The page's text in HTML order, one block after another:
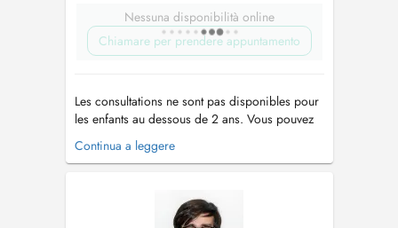
Nessuna disponibilità online
Chiamare per prendere appuntamento
Les consultations ne sont pas disponibles pour
les enfants au dessous de 2 ans. Vous pouvez
contacter le secrétariat au numéro 77 93 77 .
Veuillez noter que le cabinet médical se trouve
Continua a leggere